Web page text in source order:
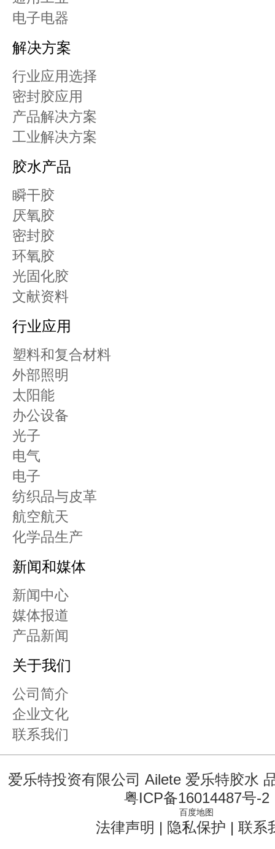
电子电器
解决方案
行业应用选择
密封胶应用
产品解决方案
工业解决方案
胶水产品
瞬干胶
厌氧胶
密封胶
环氧胶
光固化胶
文献资料
行业应用
塑料和复合材料
外部照明
太阳能
办公设备
光子
电气
电子
纺织品与皮革
航空航天
化学品生产
新闻和媒体
新闻中心
媒体报道
产品新闻
关于我们
公司简介
企业文化
联系我们
爱乐特投资有限公司 Ailete 爱乐特胶水
粤ICP备16014487号-2
百度地图
法律声明 | 隐私保护 | 联系